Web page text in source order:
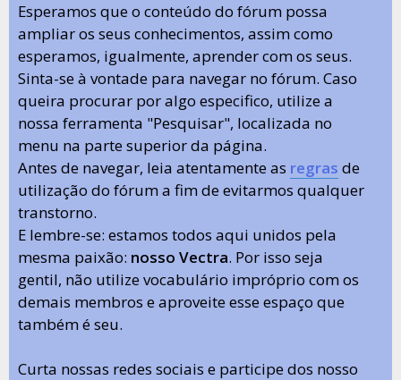
Esperamos que o conteúdo do fórum possa
ampliar os seus conhecimentos, assim como
esperamos, igualmente, aprender com os seus.
Sinta-se à vontade para navegar no fórum. Caso
queira procurar por algo especifico, utilize a
nossa ferramenta "Pesquisar", localizada no
menu na parte superior da página.
Antes de navegar, leia atentamente as regras de
utilização do fórum a fim de evitarmos qualquer
transtorno.
E lembre-se: estamos todos aqui unidos pela
mesma paixão: nosso Vectra. Por isso seja
gentil, não utilize vocabulário impróprio com os
demais membros e aproveite esse espaço que
também é seu.
Curta nossas redes sociais e participe dos nosso